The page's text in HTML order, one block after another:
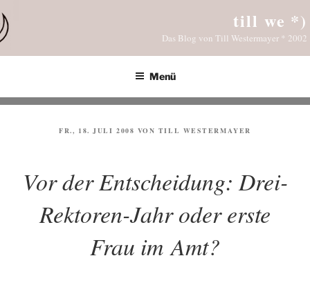
Inhalt
springen
till we *)
Das Blog von Till Westermayer * 2002
Menü
VERÖFFENTLICHT
FR., 18. JULI 2008 VON TILL WESTERMAYER
Vor der Entscheidung: Drei-
Rektoren-Jahr oder erste
Frau im Amt?